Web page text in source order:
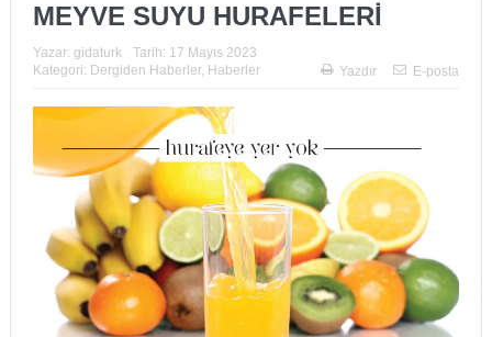
MEYVE SUYU HURAFELERİ
Yazar: gidaturk Tarih: 17 Mayıs 2023
Kategori: Dergiden Haberler, Haberler Yazdır E-posta